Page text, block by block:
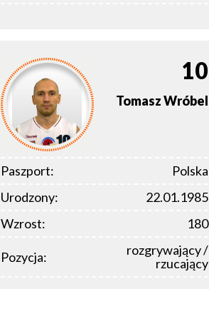
10
TomaszWróbel
Paszport:
Polska
Urodzony:
22.01.1985
Wzrost:
180
Pozycja:
rozgrywający /
rzucający